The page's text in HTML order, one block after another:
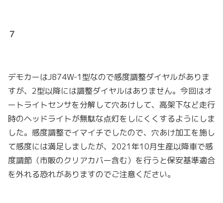
７
デモカーはJB74W-1型なので感度調整ダイヤルがありま
すが、2型以降には調整ダイヤルはありません。今回はオ
ートライトセンサを分解して穴あけして、高架下など走行
時のヘッドライトが無駄な点灯をしにくくするようにしま
した。感度調整でイマイチでしたので、穴あけ加工を施し
て感度には満足しましたが、2021年10月生産以降車で感
度調節（市販のクリアカバー含む）を行うと保安基準適合
を外れる恐れがありますのでご注意ください。